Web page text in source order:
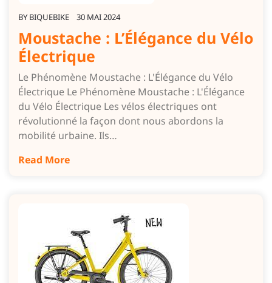
BY BIQUEBIKE 30 MAI 2024
Moustache : L’Élégance du Vélo
Électrique
Le Phénomène Moustache : L'Élégance du Vélo
Électrique Le Phénomène Moustache : L'Élégance
du Vélo Électrique Les vélos électriques ont
révolutionné la façon dont nous abordons la
mobilité urbaine. Ils…
Read More